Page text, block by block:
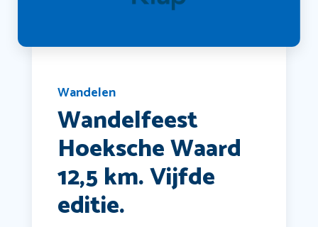
Wandelen
Wandelfeest
Hoeksche Waard
12,5 km. Vijfde
editie.